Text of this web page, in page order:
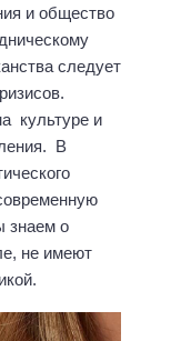
и общество
следует
культуре и
В
знаем о
не имеют